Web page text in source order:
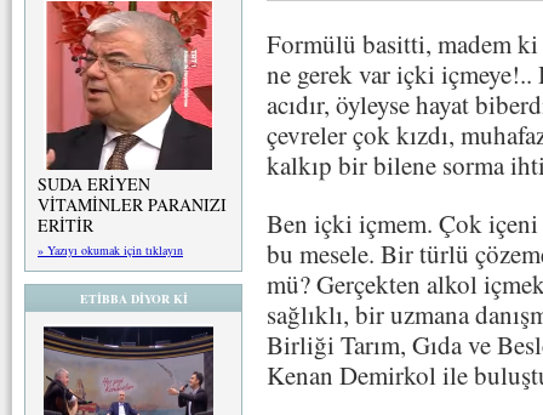
SUDA ERİYEN
VİTAMİNLER PARANIZI
ERİTİR
» Yazıyı okumak için tıklayın
ETİBBA DİYOR Kİ
Formülü basitti, madem
ne gerek var içki içmeye!..
acıdır, öyleyse hayat
çevreler çok kızdı,
kalkıp bir bilene sorma
Ben içki içmem. Çok içeni
bu mesele. Bir türlü
mü? Gerçekten alkol
sağlıklı, bir uzmana
Birliği Tarım, Gıda ve
Kenan Demirkol ile